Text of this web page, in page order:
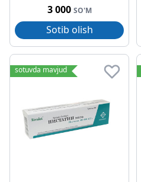
3 000 SO'M
Sotib olish
sotuvda mavjud